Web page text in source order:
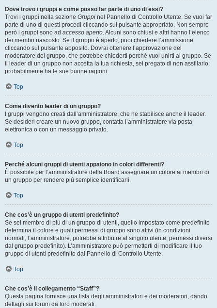
Dove trovo i gruppi e come posso far parte di uno di essi?
Trovi i gruppi nella sezione Gruppi nel Pannello di Controllo Utente. Se vuoi far
parte di uno di questi procedi cliccando sul pulsante appropriato. Non sempre
però i gruppi sono ad accesso aperto. Alcuni sono chiusi e altri hanno l’elenco
dei membri nascosto. Se il gruppo è aperto, puoi chiedere l’ammissione
cliccando sul pulsante apposito. Dovrai ottenere l’approvazione del
moderatore del gruppo, che potrebbe chiederti perché vuoi unirti al gruppo. Se
il leader di un gruppo non accetta la tua richiesta, sei pregato di non assillarlo:
probabilmente ha le sue buone ragioni.
Top
Come divento leader di un gruppo?
I gruppi vengono creati dall’amministratore, che ne stabilisce anche il leader.
Se desideri creare un nuovo gruppo, contatta l’amministratore via posta
elettronica o con un messaggio privato.
Top
Perché alcuni gruppi di utenti appaiono in colori differenti?
È possibile per l’amministratore della Board assegnare un colore ai membri di
un gruppo per rendere più semplice identificarli.
Top
Che cos’è un gruppo di utenti predefinito?
Se sei membro di più di un gruppo di utenti, quello impostato come predefinito
determina il colore e quali permessi di gruppo sono attivi (in condizioni
normali; l’amministratore, potrebbe attribuire al singolo utente, permessi diversi
dal gruppo predefinito). L’amministratore può permetterti di modificare il tuo
gruppo di utenti predefinito dal Pannello di Controllo Utente.
Top
Che cos’è il collegamento “Staff”?
Questa pagina fornisce una lista degli amministratori e dei moderatori, dando
dettagli sui forum da loro moderati.